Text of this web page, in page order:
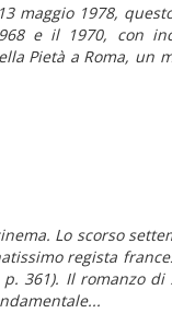
maggio 1978,
e il 1970, con
Pietà a Roma, un
Lo scorso
regista
361). Il romanzo